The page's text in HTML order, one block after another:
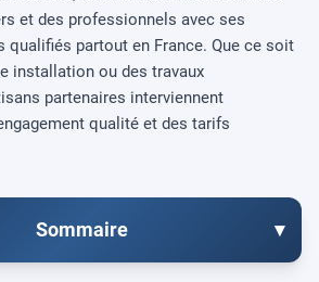
et des professionnels avec ses
qualifiés partout en France. Que ce soit
installation ou des travaux
partenaires interviennent
qualité et des tarifs
Sommaire ▾